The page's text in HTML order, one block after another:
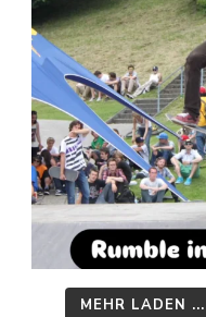
MEHR LADEN ...